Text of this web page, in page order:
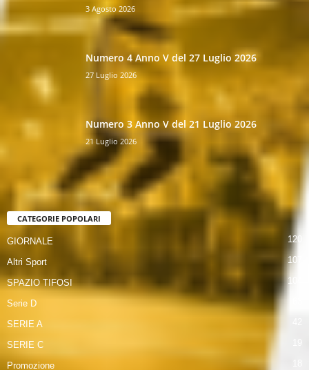
3 Agosto 2026
Numero 4 Anno V del 27 Luglio 2026
27 Luglio 2026
Numero 3 Anno V del 21 Luglio 2026
21 Luglio 2026
CATEGORIE POPOLARI
GIORNALE 120
Altri Sport 107
SPAZIO TIFOSI 104
Serie D
SERIE A
SERIE C
Promozione